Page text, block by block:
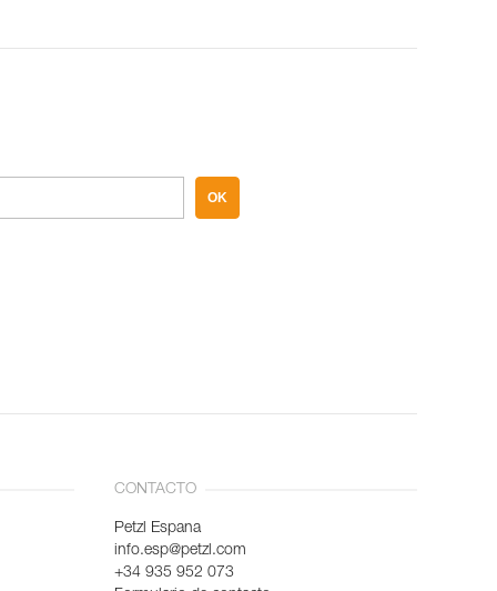
OK
CONTACTO
Petzl Espana
info.esp@petzl.com
+34 935 952 073